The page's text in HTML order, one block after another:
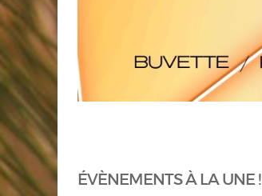
ÉVÈNEMENTS À LA UNE !